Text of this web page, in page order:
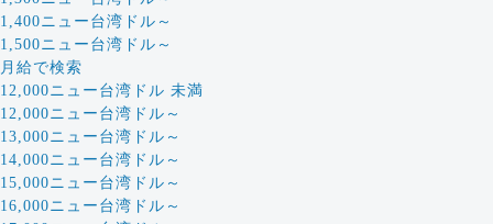
1,400ニュー台湾ドル～
1,500ニュー台湾ドル～
月給で検索
12,000ニュー台湾ドル 未満
12,000ニュー台湾ドル～
13,000ニュー台湾ドル～
14,000ニュー台湾ドル～
15,000ニュー台湾ドル～
16,000ニュー台湾ドル～